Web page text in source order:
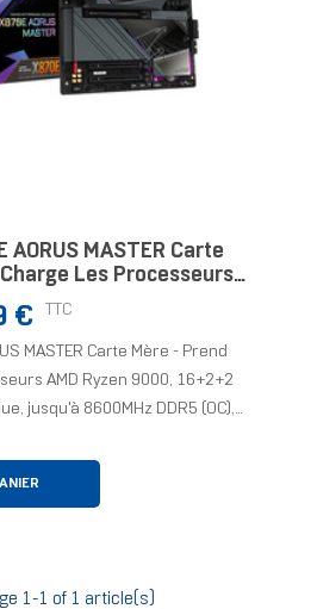
AORUS MASTER Carte
Les Processeurs
16+2+2 Phases VRM
86
€ TTC
MASTER Carte Mère - Prend
AMD Ryzen 9000, 16+2+2
jusqu'à 8600MHz DDR5 (OC),...
1-1 of 1 article(s)